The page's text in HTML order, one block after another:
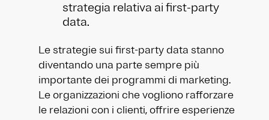
strategia relativa ai first-party
data.
Le strategie sui first-party data stanno
diventando una parte sempre più
importante dei programmi di marketing.
Le organizzazioni che vogliono rafforzare
le relazioni con i clienti, offrire esperienze